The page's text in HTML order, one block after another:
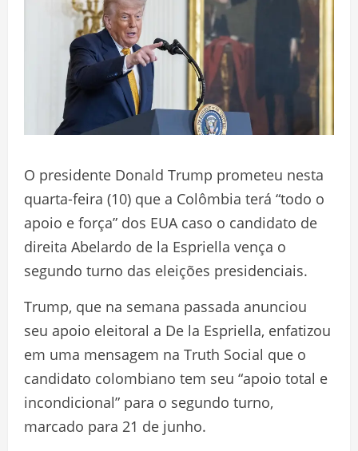
O presidente Donald Trump prometeu nesta
quarta-feira (10) que a Colômbia terá “todo o
apoio e força” dos EUA caso o candidato de
direita Abelardo de la Espriella vença o
segundo turno das eleições presidenciais.
Trump, que na semana passada anunciou
seu apoio eleitoral a De la Espriella, enfatizou
em uma mensagem na Truth Social que o
candidato colombiano tem seu “apoio total e
incondicional” para o segundo turno,
marcado para 21 de junho.